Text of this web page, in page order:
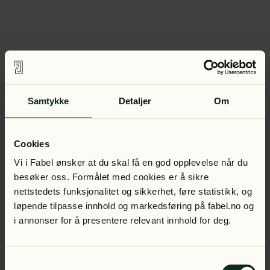
Samtykke Detaljer Om
Cookies
Vi i Fabel ønsker at du skal få en god opplevelse når du
besøker oss. Formålet med cookies er å sikre
nettstedets funksjonalitet og sikkerhet, føre statistikk, og
løpende tilpasse innhold og markedsføring på fabel.no og
i annonser for å presentere relevant innhold for deg.